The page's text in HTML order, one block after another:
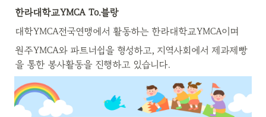
한라대학교YMCA To.블랑
대학YMCA전국연맹에서 활동하는 한라대학교YMCA이며
원주YMCA와 파트너쉽을 형성하고, 지역사회에서 제과제빵
을 통한 봉사활동을 진행하고 있습니다.